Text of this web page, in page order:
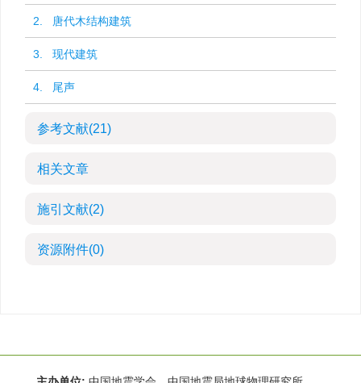
2. 唐代木结构建筑
3. 现代建筑
4. 尾声
参考文献(21)
相关文章
施引文献(2)
资源附件(0)